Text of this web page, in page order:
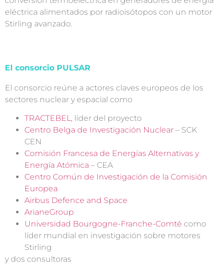
eléctrica alimentados por radioisótopos con un motor
Stirling avanzado.
El consorcio PULSAR
El consorcio reúne a actores claves europeos de los
sectores nuclear y espacial como
TRACTEBEL, líder del proyecto
Centro Belga de Investigación Nuclear – SCK
CEN
Comisión Francesa de Energías Alternativas y
Energía Atómica – CEA
Centro Común de Investigación de la Comisión
Europea
Airbus Defence and Space
ArianeGroup
Universidad Bourgogne-Franche-Comté como
líder mundial en investigación sobre motores
Stirling
y dos consultoras